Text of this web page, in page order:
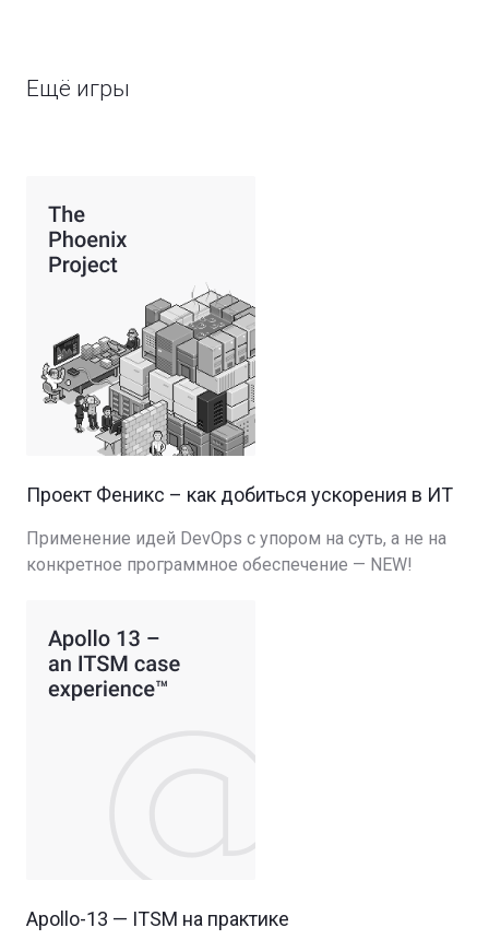
Ещё игры
Проект Феникс – как добиться ускорения в ИТ
Применение идей DevOps с упором на суть, а не на
конкретное программное обеспечение — NEW!
Apollo-13 — ITSM на практике